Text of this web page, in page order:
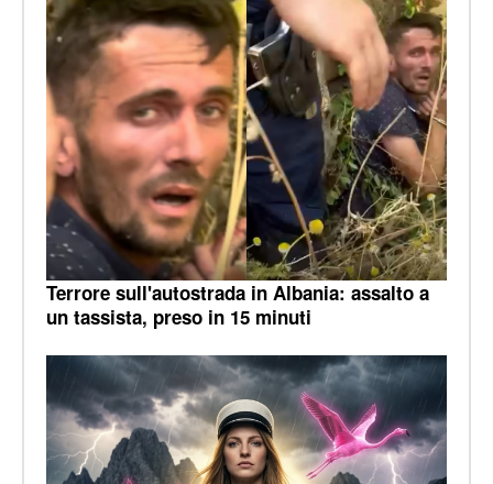
Terrore sull'autostrada in Albania: assalto a
un tassista, preso in 15 minuti